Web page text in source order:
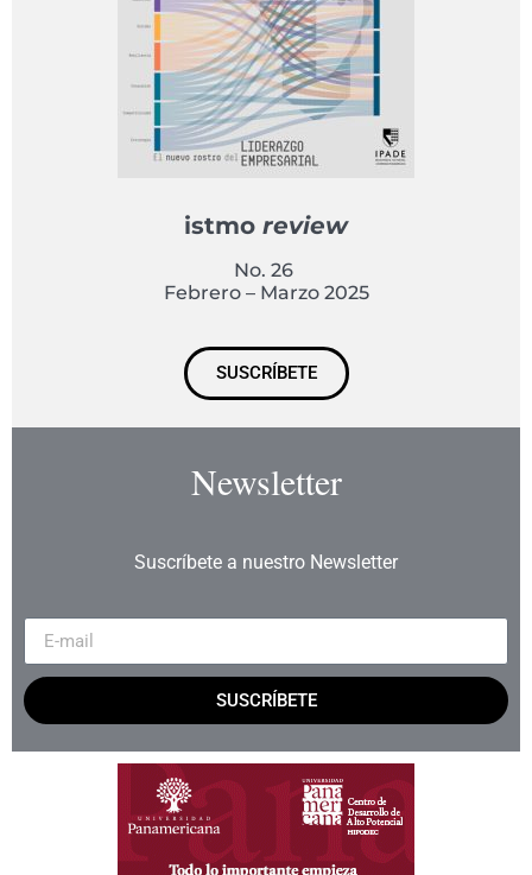
istmo review
No. 26
Febrero – Marzo 2025
SUSCRÍBETE
Newsletter
Suscríbete a nuestro Newsletter
SUSCRÍBETE